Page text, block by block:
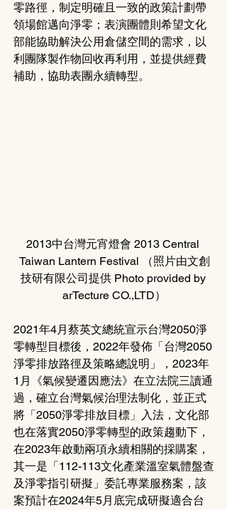
零路徑，制定明確且一致的政策計劃帶
領場館邁向淨零；表演團體則希望文化
部能協助解決公用倉儲空間的需求，以
利團隊製作物回收再利用，並提供經費
補助，協助表團永續轉型。
2013中台灣元宵燈會 2013 Central
Taiwan Lantern Festival （照片由文創
技研有限公司提供 Photo provided by
arTecture CO.,LTD）
2021年4月蔡英文總統宣示台灣2050淨
零轉型目標後，2022年發佈「台灣2050
淨零排放路徑及策略總說明」，2023年
1月《氣候變遷因應法》在立法院三讀通
過，確立台灣氣候治理法制化，並正式
將「2050淨零排放目標」入法，文化部
也在落實2050淨零轉型的政策趨動下，
在2023年啟動兩項永續相關的採購案，
其一是「112-113文化產業溫室氣體盤查
及淨零指引研擬」委託專業服務案，該
案預計在2024年5月底完成研擬適合台